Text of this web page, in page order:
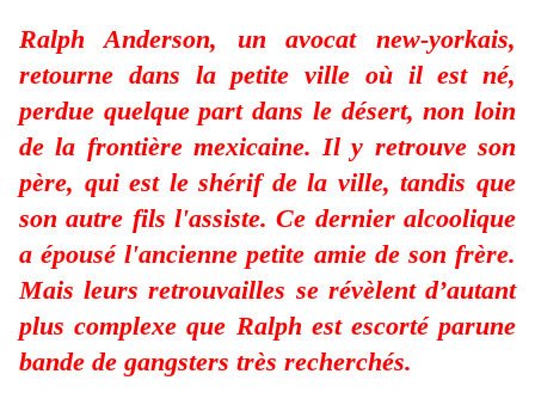
Ralph Anderson, un avocat new-yorkais,
retourne dans la petite ville où il est né,
perdue quelque part dans le désert, non loin
de la frontière mexicaine. Il y retrouve son
père, qui est le shérif de la ville, tandis que
son autre fils l'assiste. Ce dernier alcoolique
a épousé l'ancienne petite amie de son frère.
Mais leurs retrouvailles se révèlent d’autant
plus complexe que Ralph est escorté parune
bande de gangsters très recherchés.